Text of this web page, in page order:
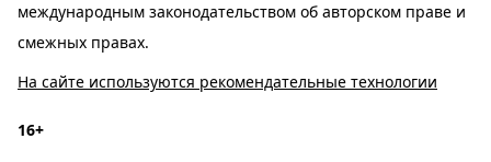
международным законодательством об авторском праве и
смежных правах.
На сайте используются рекомендательные технологии
16+